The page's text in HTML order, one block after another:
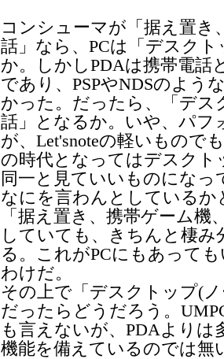
コンシューマが「据え置き
話」なら、PCは「デスク
か。しかしPDAは携帯電話
であり、PSPやNDSのよう
かった。だったら、「デス
話」となるか。いや、パフ
が、Let'snoteの軽いもので
の時代となってはデスク
同一と見ていいものになっ
なにを言わんとしている
「据え置き、携帯ゲーム
していても、きちんと棲
る。これがPCにもあって
わけだ。
その上で「デスクトップ(
だったらどうだろう。
も言えないが、PDAより
機能を備えているのでは無